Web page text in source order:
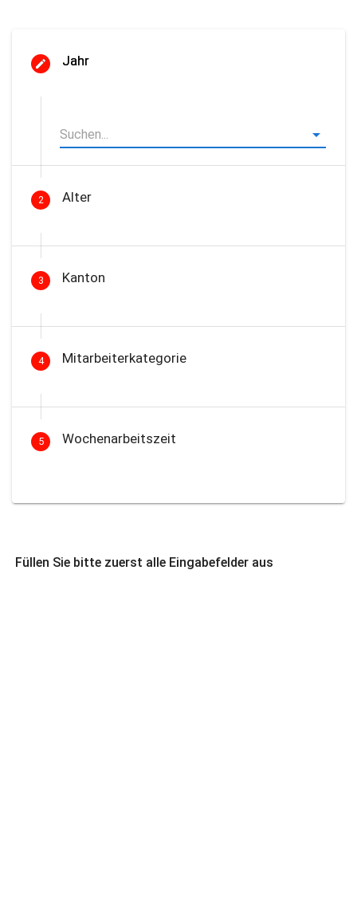
Jahr
2 Alter
3 Kanton
4 Mitarbeiterkategorie
5 Wochenarbeitszeit
Füllen Sie bitte zuerst alle Eingabefelder aus